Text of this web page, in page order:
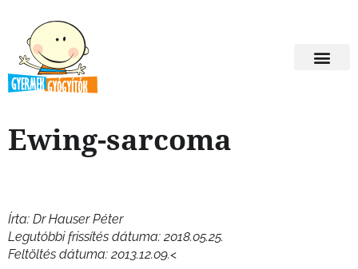
Ewing-sarcoma
Írta: Dr Hauser Péter
Legutóbbi frissítés dátuma: 2018.05.25.
Feltöltés dátuma: 2013.12.09.<